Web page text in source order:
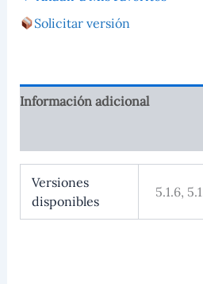
Solicitar versión
Información adicional
Versiones
disponibles
5.1.6,